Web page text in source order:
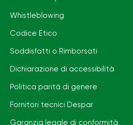
Whistleblowing
Codice Etico
Soddisfatti o Rimborsati
Dichiarazione di accessibilità
Politica parità di genere
Fornitori tecnici Despar
Garanzia legale di conformità